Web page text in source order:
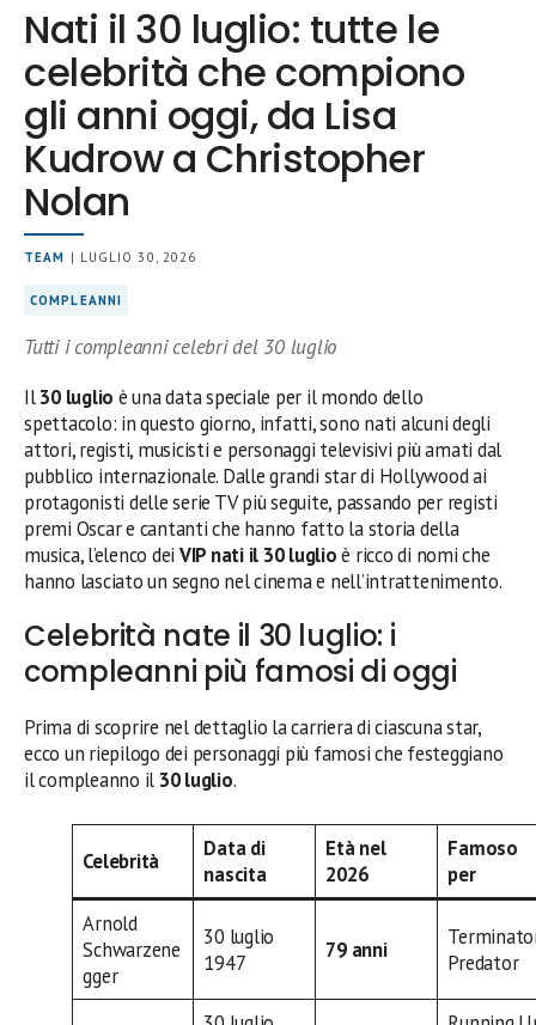
Nati il 30 luglio: tutte le
celebrità che compiono
gli anni oggi, da Lisa
Kudrow a Christopher
Nolan
TEAM | LUGLIO 30, 2026
COMPLEANNI
Tutti i compleanni celebri del 30 luglio
Il30 luglio è una data speciale per il mondo dello
spettacolo: in questo giorno, infatti, sono nati alcuni degli
attori, registi, musicisti e personaggi televisivi più amati dal
pubblico internazionale. Dalle grandi star di Hollywood ai
protagonisti delle serie TV più seguite, passando per registi
premi Oscar e cantanti che hanno fatto la storia della
musica, l’elenco dei VIP nati il 30 luglioè ricco di nomi che
hanno lasciato un segno nel cinema e nell’intrattenimento.
Celebrità nate il 30 luglio: i
compleanni più famosi di oggi
Prima di scoprire nel dettaglio la carriera di ciascuna star,
ecco un riepilogo dei personaggi più famosi che festeggiano
il compleanno il 30 luglio.
Celebrità
Data di
nascita
Età nel
2026
Famoso
per
Arnold
Schwarzene
gger
30 luglio
1947
79 anni
Predator